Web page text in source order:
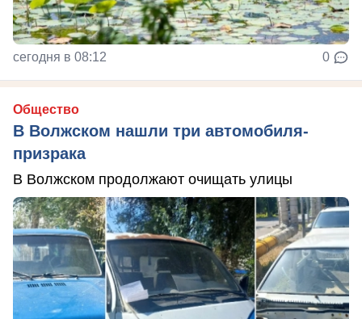
сегодня в 08:12 0
Общество
В Волжском нашли три автомобиля-
призрака
В Волжском продолжают очищать улицы